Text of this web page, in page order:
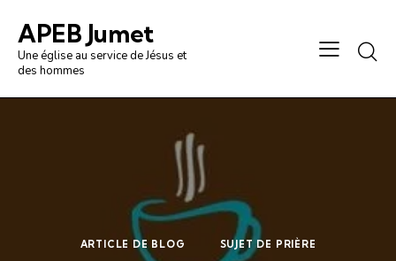
APEB Jumet
Une église au service de Jésus et
des hommes
ARTICLE DE BLOG SUJET DE PRIÈRE